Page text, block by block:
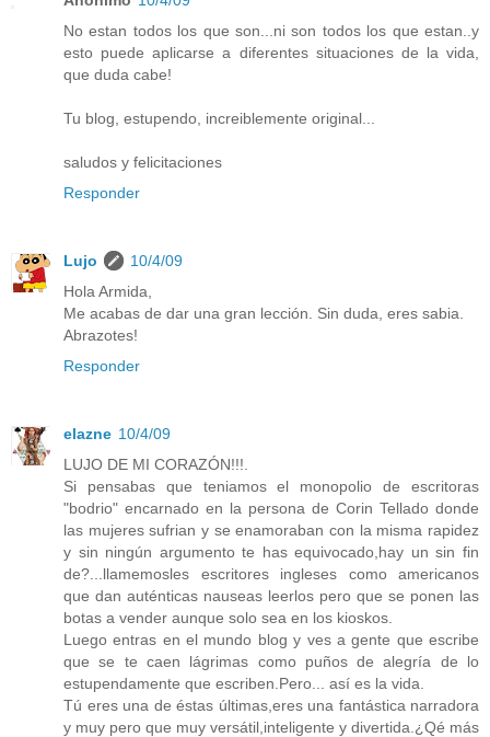
No estan todos los que son...ni son todos los que estan..y
esto puede aplicarse a diferentes situaciones de la vida,
que duda cabe!
Tu blog, estupendo, increiblemente original...
saludos y felicitaciones
Responder
Lujo
10/4/09
Hola Armida,
Me acabas de dar una gran lección. Sin duda, eres sabia.
Abrazotes!
Responder
elazne 10/4/09
LUJO DE MI CORAZÓN!!!.
Si pensabas que teniamos el monopolio de escritoras
"bodrio" encarnado en la persona de Corin Tellado donde
las mujeres sufrian y se enamoraban con la misma rapidez
y sin ningún argumento te has equivocado,hay un sin fin
de?...llamemosles escritores ingleses como americanos
que dan auténticas nauseas leerlos pero que se ponen las
botas a vender aunque solo sea en los kioskos.
Luego entras en el mundo blog y ves a gente que escribe
que se te caen lágrimas como puños de alegría de lo
estupendamente que escriben.Pero... así es la vida.
Tú eres una de éstas últimas,eres una fantástica narradora
y muy pero que muy versátil,inteligente y divertida.¿Qé más